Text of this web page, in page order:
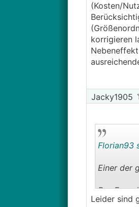
(Kosten/
korrigieren
Jacky1905
Florian93
Einer der
Der
zukünftige
Leider sind